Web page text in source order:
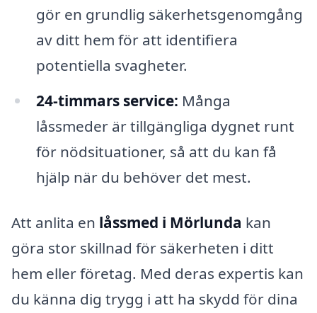
gör en grundlig säkerhetsgenomgång
av ditt hem för att identifiera
potentiella svagheter.
24-timmars service: Många
låssmeder är tillgängliga dygnet runt
för nödsituationer, så att du kan få
hjälp när du behöver det mest.
Att anlita en låssmed i Mörlunda kan
göra stor skillnad för säkerheten i ditt
hem eller företag. Med deras expertis kan
du känna dig trygg i att ha skydd för dina